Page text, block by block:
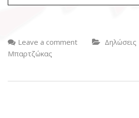
Leave a comment Δηλώσεις
Μπαρτζώκας